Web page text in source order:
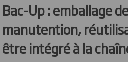
Bac-Up : emballage
manutention,
être intégré à la